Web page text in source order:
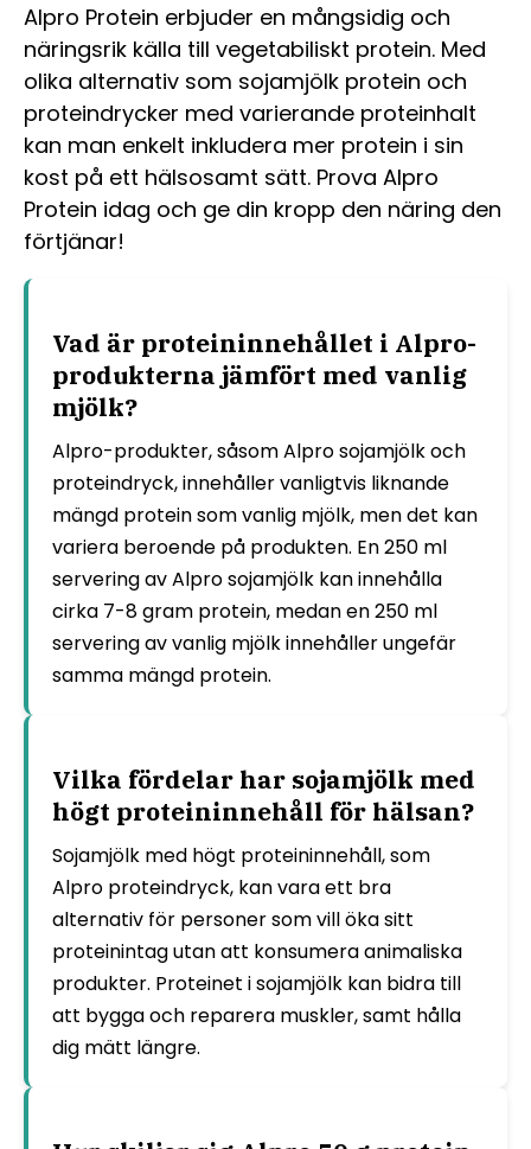
Alpro Protein erbjuder en mångsidig och
näringsrik källa till vegetabiliskt protein. Med
olika alternativ som sojamjölk protein och
proteindrycker med varierande proteinhalt
kan man enkelt inkludera mer protein i sin
kost på ett hälsosamt sätt. Prova Alpro
Protein idag och ge din kropp den näring den
förtjänar!
Vad är proteininnehållet i Alpro-
produkterna jämfört med vanlig
mjölk?
Alpro-produkter, såsom Alpro sojamjölk och
proteindryck, innehåller vanligtvis liknande
mängd protein som vanlig mjölk, men det kan
variera beroende på produkten. En 250 ml
servering av Alpro sojamjölk kan innehålla
cirka 7-8 gram protein, medan en 250 ml
servering av vanlig mjölk innehåller ungefär
samma mängd protein.
Vilka fördelar har sojamjölk med
högt proteininnehåll för hälsan?
Sojamjölk med högt proteininnehåll, som
Alpro proteindryck, kan vara ett bra
alternativ för personer som vill öka sitt
proteinintag utan att konsumera animaliska
produkter. Proteinet i sojamjölk kan bidra till
att bygga och reparera muskler, samt hålla
dig mätt längre.